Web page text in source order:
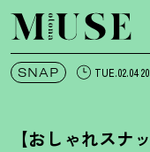
オトナミュ
SNAP TUE.02.04
【おしゃれスナ